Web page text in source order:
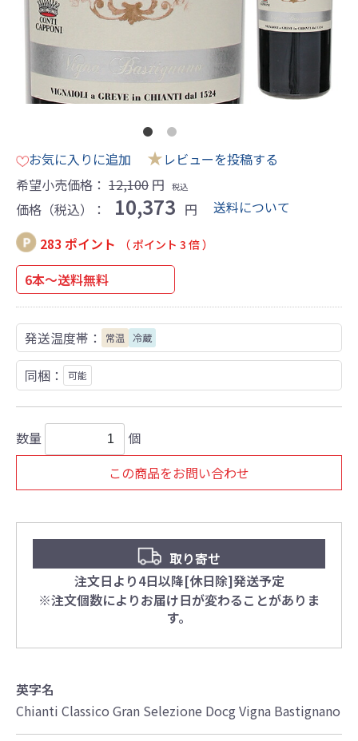
お気に入りに追加 ★レビューを投稿する
希望小売価格： 12,100 円 税込
価格（税込）： 10,373 円
送料について
283 ポイント
（ ポイント 3 倍 ）
6本～送料無料
発送温度帯： 常温 冷蔵
同梱： 可能
数量
個
この商品をお問い合わせ
取り寄せ
注文日より4日以降[休日除]発送予定
※注文個数によりお届け日が変わることがありま
す。
英字名
Chianti Classico Gran Selezione Docg Vigna Bastignano